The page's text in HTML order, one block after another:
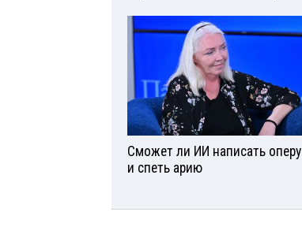
Сможет ли ИИ написать оперу
и спеть арию